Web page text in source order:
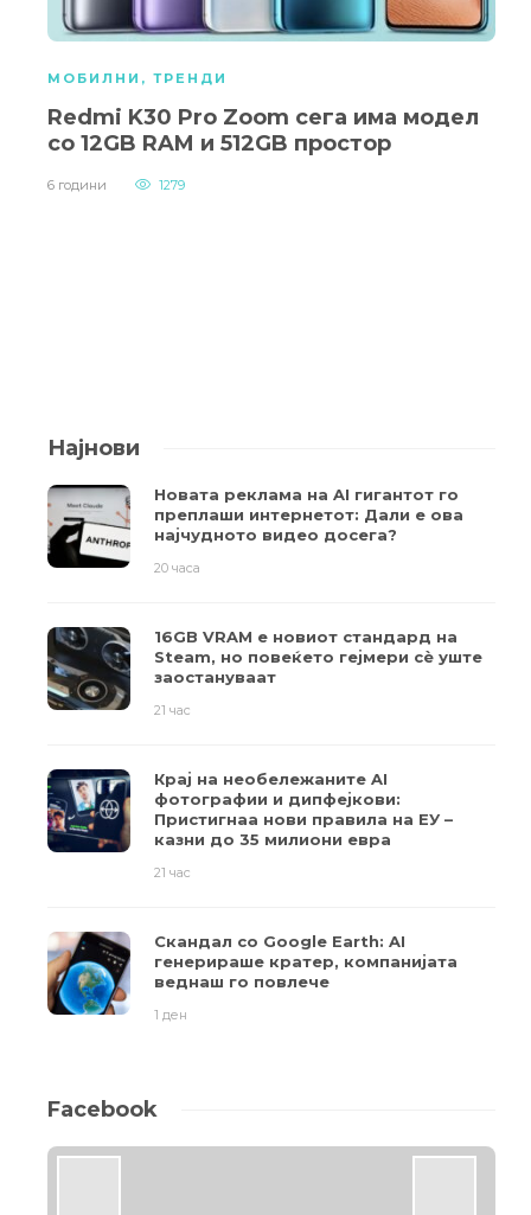
МОБИЛНИ , ТРЕНДИ
Redmi K30 Pro Zoom сега има модел
со 12GB RAM и 512GB простор
6 години 1279
Најнови
Новата реклама на AI гигантот го
преплаши интернетот: Дали е ова
најчудното видео досега?
20 часа
16GB VRAM е новиот стандард на
Steam, но повеќето гејмери ​​сè уште
заостануваат
21 час
Крај на необележаните AI
фотографии и дипфејкови:
Пристигнаа нови правила на ЕУ –
казни до 35 милиони евра
21 час
Скандал со Google Earth: AI
генерираше кратер, компанијата
веднаш го повлече
1 ден
Facebook